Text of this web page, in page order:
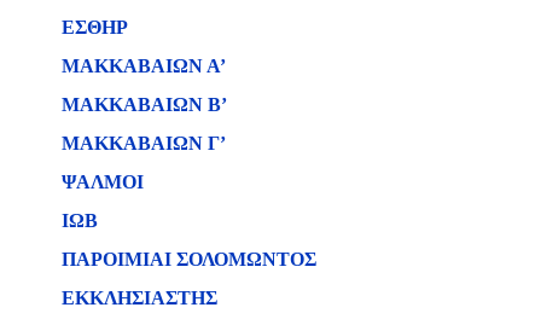
ΕΣΘΗΡ
ΜΑΚΚΑΒΑΙΩΝ Α’
ΜΑΚΚΑΒΑΙΩΝ Β’
ΜΑΚΚΑΒΑΙΩΝ Γ’
ΨΑΛΜΟΙ
ΙΩΒ
ΠΑΡΟΙΜΙΑΙ ΣΟΛΟΜΩΝΤΟΣ
ΕΚΚΛΗΣΙΑΣΤΗΣ